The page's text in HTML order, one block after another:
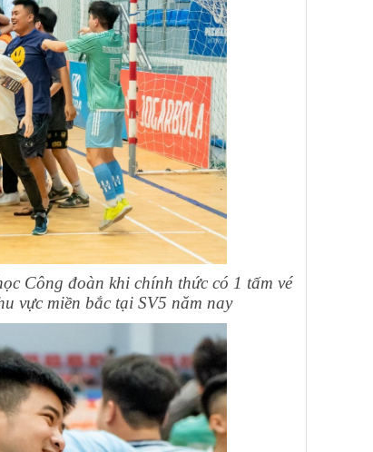
Công đoàn khi chính thức có 1 tấm vé
vực miền bắc tại SV5 năm nay